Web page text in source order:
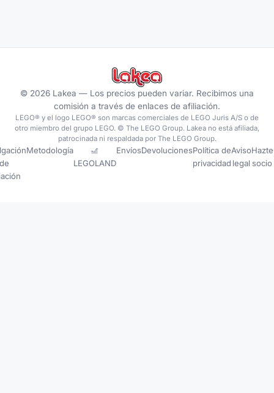
© 2026 Lakea — Los precios pueden variar. Recibimos una
comisión a través de enlaces de afiliación.
LEGO® y el logo LEGO® son marcas comerciales de LEGO Juris A/S o de
otro miembro del grupo LEGO. © The LEGO Group. Lakea no está afiliada,
patrocinada ni respaldada por The LEGO Group.
de
Metodología
🎢
LEGOLAND
EnvíosDevolucionesPolítica de
privacidad
Aviso
legal
Hazte
socio